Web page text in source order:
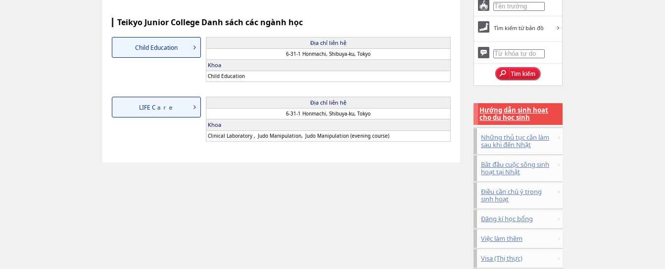
Teikyo Junior College Danh sách các ngành học
Child Education
Địa chỉ liên hệ
6-31-1 Honmachi, Shibuya-ku, Tokyo
Khoa
Child Education
LIFE Cａｒｅ
Địa chỉ liên hệ
6-31-1 Honmachi, Shibuya-ku, Tokyo
Khoa
Clinical Laboratory Judo Manipulation Judo Manipulation (evening course)
Tìm kiếm từ bản đồ
Hướng dẫn sinh hoạt
cho du học sinh
Những thủ tục cần làm
sau khi đến Nhật
Bắt đầu cuộc sống sinh
hoạt tại Nhật
Điều cần chú ý trong
sinh hoạt
Đăng kí học bổng
Việc làm thêm
Visa (Thị thực)